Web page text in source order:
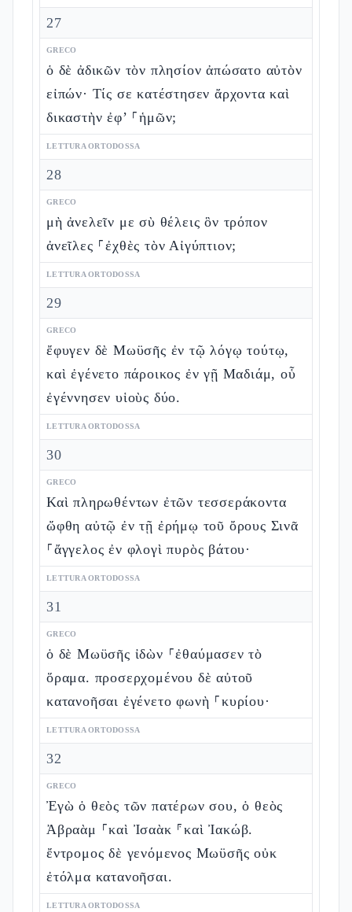
27
GRECO
ὁ δὲ ἀδικῶν τὸν πλησίον ἀπώσατο αὐτὸν
εἰπών· Τίς σε κατέστησεν ἄρχοντα καὶ
δικαστὴν ἐφ’ ⸀ἡμῶν;
LETTURA ORTODOSSA
28
GRECO
μὴ ἀνελεῖν με σὺ θέλεις ὃν τρόπον
ἀνεῖλες ⸀ἐχθὲς τὸν Αἰγύπτιον;
LETTURA ORTODOSSA
29
GRECO
ἔφυγεν δὲ Μωϋσῆς ἐν τῷ λόγῳ τούτῳ,
καὶ ἐγένετο πάροικος ἐν γῇ Μαδιάμ, οὗ
ἐγέννησεν υἱοὺς δύο.
LETTURA ORTODOSSA
30
GRECO
Καὶ πληρωθέντων ἐτῶν τεσσεράκοντα
ὤφθη αὐτῷ ἐν τῇ ἐρήμῳ τοῦ ὄρους Σινᾶ
⸀ἄγγελος ἐν φλογὶ πυρὸς βάτου·
LETTURA ORTODOSSA
31
GRECO
ὁ δὲ Μωϋσῆς ἰδὼν ⸀ἐθαύμασεν τὸ
ὅραμα. προσερχομένου δὲ αὐτοῦ
κατανοῆσαι ἐγένετο φωνὴ ⸀κυρίου·
LETTURA ORTODOSSA
32
GRECO
Ἐγὼ ὁ θεὸς τῶν πατέρων σου, ὁ θεὸς
Ἀβραὰμ ⸀καὶ Ἰσαὰκ ⸁καὶ Ἰακώβ.
ἔντρομος δὲ γενόμενος Μωϋσῆς οὐκ
ἐτόλμα κατανοῆσαι.
LETTURA ORTODOSSA